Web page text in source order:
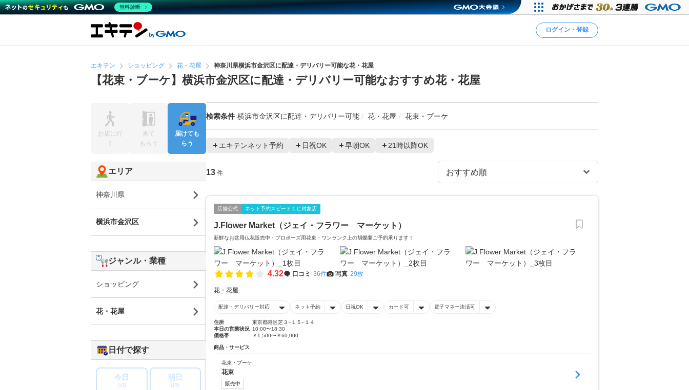
ログイン・登録
エキテン ショッピング 花・花屋 神奈川県横浜市金沢区に配達・デリバリー可能な花・花屋
【花束・ブーケ】横浜市金沢区に配達・デリバリー可能なおすすめ花・花屋
検索条件 横浜市金沢区に配達・デリバリー可能 花・花屋 花束・ブーケ
エキテンネット予約 日祝OK 早朝OK 21時以降OK
13 件
店舗公式 ネット予約スピードくじ対象店
J.Flower Market（ジェイ・フラワー マーケット）
新鮮なお盆用仏花販売中・プロポーズ用花束・ワンランク上の胡蝶蘭ご予約承ります！
4.32 口コミ 36件 写真 29枚
花・花屋
配達・デリバリー対応 ネット予約 日祝OK カード可 電子マネー決済可
住所
東京都港区芝３−１５−１４
本日の営業状況 10:00〜18:30
価格帯
￥1,500〜￥60,000
商品・サービス
花束・ブーケ
花束
販売中
お店に行
く
来て
もらう
届けても
らう
エリア
神奈川県
横浜市金沢区
ジャンル・業種
ショッピング
花・花屋
日付で探す
今日
8/8
明日
8/9
無料診断